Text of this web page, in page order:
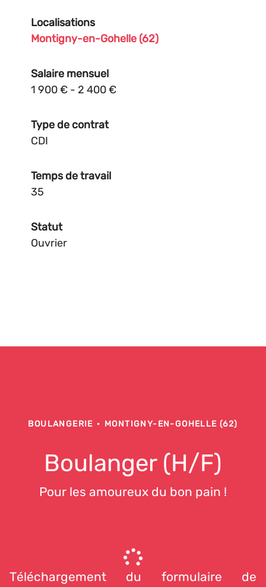
Localisations
Montigny-en-Gohelle (62)
Salaire mensuel
1 900 € - 2 400 €
Type de contrat
CDI
Temps de travail
35
Statut
Ouvrier
BOULANGERIE · MONTIGNY-EN-GOHELLE (62)
Boulanger (H/F)
Pour les amoureux du bon pain !
Téléchargement du formulaire de